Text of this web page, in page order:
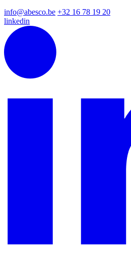
info@abesco.be +32 16 78 19 20
linkedin